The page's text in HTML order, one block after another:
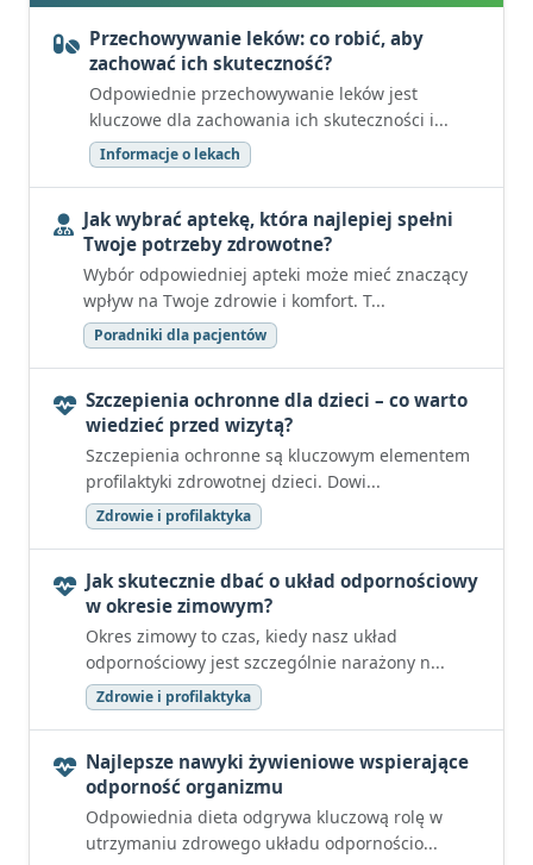
Przechowywanie leków: co robić, aby
zachować ich skuteczność?
Odpowiednie przechowywanie leków jest
kluczowe dla zachowania ich skuteczności i...
Informacje o lekach
Jak wybrać aptekę, która najlepiej spełni
Twoje potrzeby zdrowotne?
Wybór odpowiedniej apteki może mieć znaczący
wpływ na Twoje zdrowie i komfort. T...
Poradniki dla pacjentów
Szczepienia ochronne dla dzieci – co warto
wiedzieć przed wizytą?
Szczepienia ochronne są kluczowym elementem
profilaktyki zdrowotnej dzieci. Dowi...
Zdrowie i profilaktyka
Jak skutecznie dbać o układ odpornościowy
w okresie zimowym?
Okres zimowy to czas, kiedy nasz układ
odpornościowy jest szczególnie narażony n...
Zdrowie i profilaktyka
Najlepsze nawyki żywieniowe wspierające
odporność organizmu
Odpowiednia dieta odgrywa kluczową rolę w
utrzymaniu zdrowego układu odpornościo...